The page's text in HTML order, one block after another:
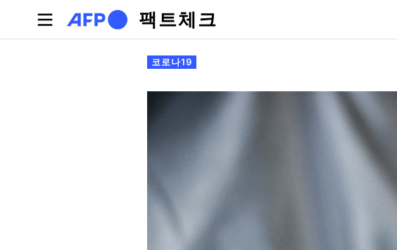
주요 콘텐츠로 건너뛰기
팩트체크
기본탭 코로나19